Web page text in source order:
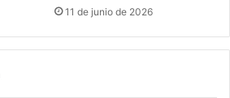
11 de junio de 2026